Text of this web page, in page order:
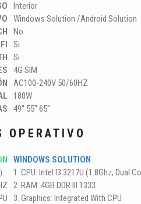
Interior
Windows Solution /Android Solution
No
Si
Si
4G SIM
AC100-240V 50/60HZ
180W
49" 55" 65"
OPERATIVO
WINDOWS SOLUTION
1. CPU: Intel I3 3217U (1.8Ghz, Dual
2. RAM: 4GB DDR III 1333
3. Graphics: Integrated With CPU